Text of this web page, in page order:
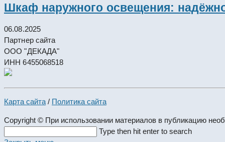
Шкаф наружного освещения:
06.08.2025
Партнер сайта
ООО "ДЕКАДА"
ИНН 6455068518
Карта сайта / Политика сайта
Copyright © При использовании материалов в публикацию
Type then hit enter to search